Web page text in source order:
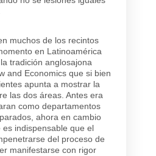
muchos de los recintos
en Latinoamérica
tradición anglosajona
and Economics que si bien
apunta a mostrar la
las dos áreas. Antes era
como departamentos
ahora en cambio
indispensable que el
del proceso de
manifestarse con rigor